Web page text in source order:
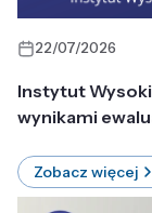
22/07/2026
Instytut
wynikami
Zobacz więcej